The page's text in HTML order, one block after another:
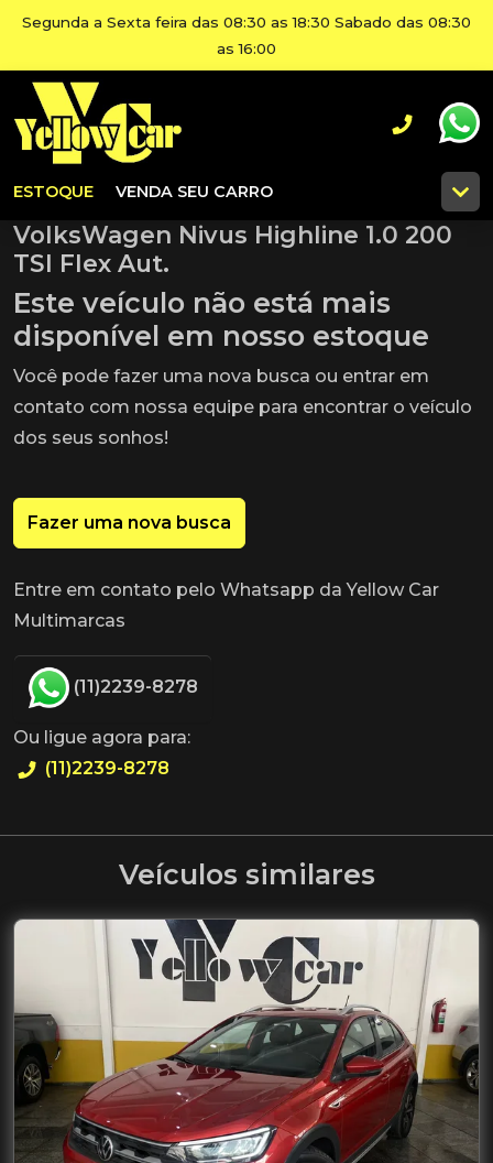
Segunda a Sexta feira das 08:30 as 18:30 Sabado das 08:30
as 16:00
ESTOQUE VENDA SEU CARRO
VolksWagen Nivus Highline 1.0 200
TSI Flex Aut.
Este veículo não está mais
disponível em nosso estoque
Você pode fazer uma nova busca ou entrar em
contato com nossa equipe para encontrar o veículo
dos seus sonhos!
Fazer uma nova busca
Entre em contato pelo Whatsapp da Yellow Car
Multimarcas
(11)2239-8278
Ou ligue agora para:
(11)2239-8278
Veículos similares